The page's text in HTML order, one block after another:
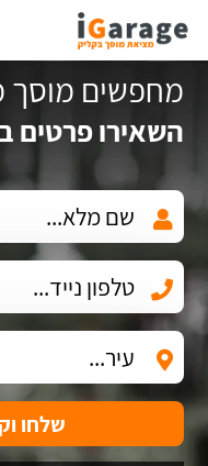
מחפשים מוסך
השאירו פרטים
שלחו